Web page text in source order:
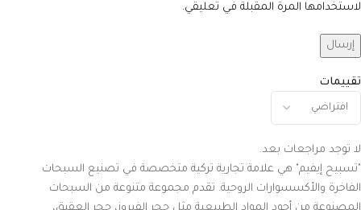
تقييمات
لا توجد مراجعات بعد.
لاستخدامها المرة المقبلة في تعليقي.
"تسبيح إيفيم" هي علامة تجارية تركية متخصصة في تصنيع السبحات
الفاخرة والأكسسوارات الروحية. تقدم مجموعة متنوعة من السبحات